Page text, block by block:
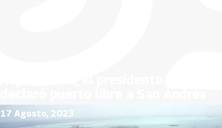
17 Agosto, 2023